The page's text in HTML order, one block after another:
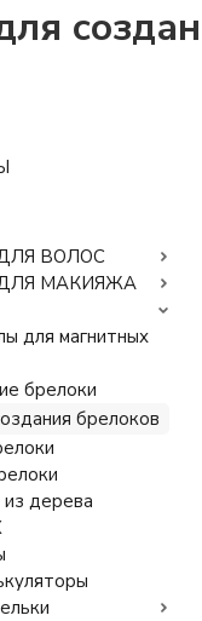
ВОЛОС
МАКИЯЖА
для магнитных
брелоки
брелоков
дерева